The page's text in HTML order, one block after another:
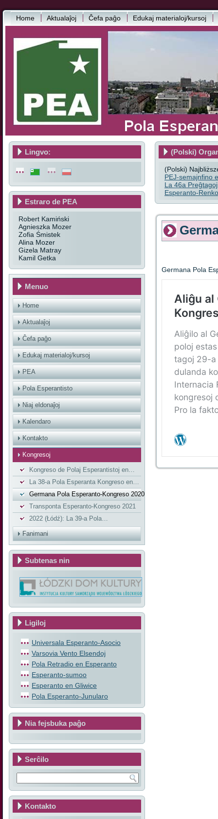
Home Aktualaĵoj Ĉefa paĝo Edukaj materialoj/kursoj
Lingvo:
Estraro de PEA
Robert Kamiński
Agnieszka Mozer
Zofia Śmistek
Alina Mozer
Gizela Matray
Kamil Getka
Menuo
Home
Aktualaĵoj
Ĉefa paĝo
Edukaj materialoj/kursoj
PEA
Pola Esperantisto
Niaj eldonaĵoj
Kalendaro
Kontakto
Kongresoj
Kongreso de Polaj Esperantistoj en…
La 38-a Pola Esperanta Kongreso en…
Germana Pola Esperanto-Kongreso 2020
Transponta Esperanto-Kongreso 2021
2022 (Łódź): La 39-a Pola…
Fanimani
Subtenas nin
Ligiloj
Universala Esperanto-Asocio
Varsovia Vento Elsendoj
Pola Retradio en Esperanto
Esperanto-sumoo
Esperanto en Gliwice
Pola Esperanto-Junularo
Nia fejsbuka paĝo
Serĉilo
Kontakto
(Polski)
(Polski)
PEJ-semajnfino
La 46a
Esperanto-
Germana Pola